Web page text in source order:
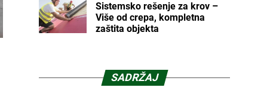
Sistemsko rešenje za krov –
Više od crepa, kompletna
zaštita objekta
SADRŽAJ